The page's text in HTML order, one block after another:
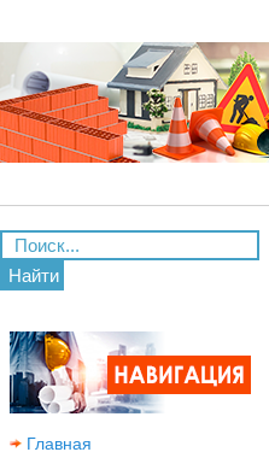
Найти
Главная